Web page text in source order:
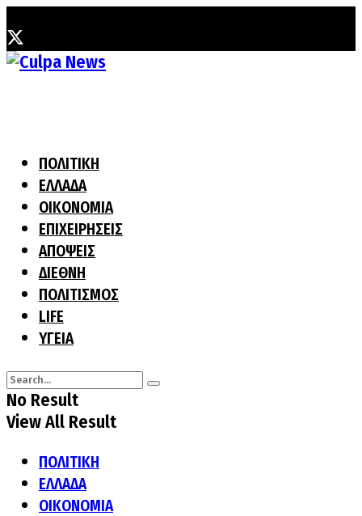
ΠΟΛΙΤΙΚΗ
ΕΛΛΑΔΑ
ΟΙΚΟΝΟΜΙΑ
ΕΠΙΧΕΙΡΗΣΕΙΣ
ΑΠΟΨΕΙΣ
ΔΙΕΘΝΗ
ΠΟΛΙΤΙΣΜΟΣ
LIFE
ΥΓΕΙΑ
No Result
View All Result
ΠΟΛΙΤΙΚΗ
ΕΛΛΑΔΑ
ΟΙΚΟΝΟΜΙΑ